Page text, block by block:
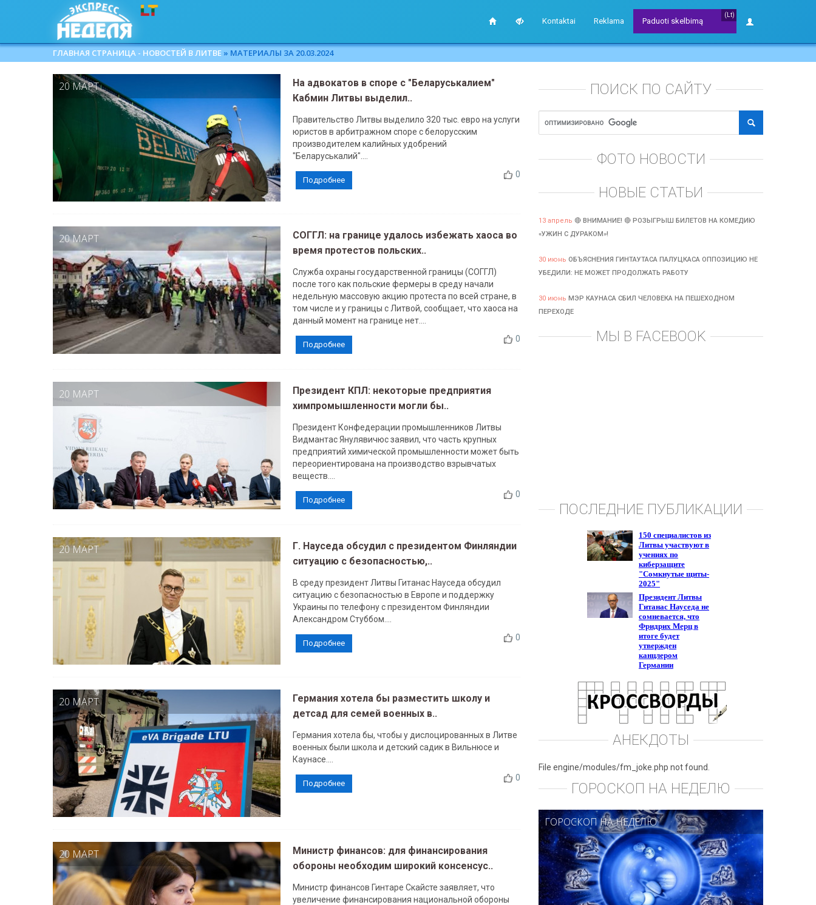
Kontaktai Reklama
(Lt)
Paduoti skelbimą
ГЛАВНАЯ СТРАНИЦА - НОВОСТЕЙ В ЛИТВЕ » МАТЕРИАЛЫ ЗА 20.03.2024
20 МАРТ
На адвокатов в споре с "Беларуськалием"
Кабмин Литвы выделил..
Правительство Литвы выделило 320 тыс. евро на услуги
юристов в арбитражном споре с белорусским
производителем калийных удобрений
"Беларуськалий"....
0
Подробнее
20 МАРТ
СОГГЛ: на границе удалось избежать хаоса во
время протестов польских..
Служба охраны государственной границы (СОГГЛ)
после того как польские фермеры в среду начали
недельную массовую акцию протеста по всей стране, в
том числе и у границы с Литвой, сообщает, что хаоса на
данный момент на границе нет....
0
Подробнее
20 МАРТ
Президент КПЛ: некоторые предприятия
химпромышленности могли бы..
Президент Конфедерации промышленников Литвы
Видмантас Янулявичюс заявил, что часть крупных
предприятий химической промышленности может быть
переориентирована на производство взрывчатых
веществ....
0
Подробнее
20 МАРТ
Г. Науседа обсудил с президентом Финляндии
ситуацию с безопасностью,..
В среду президент Литвы Гитанас Науседа обсудил
ситуацию с безопасностью в Европе и поддержку
Украины по телефону с президентом Финляндии
Александром Стуббом....
0
Подробнее
20 МАРТ
Германия хотела бы разместить школу и
детсад для семей военных в..
Германия хотела бы, чтобы у дислоцированных в Литве
военных были школа и детский садик в Вильнюсе и
Каунасе....
0
Подробнее
20 МАРТ
Министр финансов: для финансирования
обороны необходим широкий консенсус..
Министр финансов Гинтаре Скайсте заявляет, что
увеличение финансирования национальной обороны
ПОИСК ПО САЙТУ
ФОТО НОВОСТИ
НОВЫЕ СТАТЬИ
13 апрель 🔴 ВНИМАНИЕ! 🔴 РОЗЫГРЫШ БИЛЕТОВ НА КОМЕДИЮ
«УЖИН С ДУРАКОМ»!
30 июнь ОБЪЯСНЕНИЯ ГИНТАУТАСА ПАЛУЦКАСА ОППОЗИЦИЮ НЕ
УБЕДИЛИ: НЕ МОЖЕТ ПРОДОЛЖАТЬ РАБОТУ
30 июнь МЭР КАУНАСА СБИЛ ЧЕЛОВЕКА НА ПЕШЕХОДНОМ
ПЕРЕХОДЕ
МЫ В FACEBOOK
ПОСЛЕДНИЕ ПУБЛИКАЦИИ
АНЕКДОТЫ
File engine/modules/fm_joke.php not found.
ГОРОСКОП НА НЕДЕЛЮ
ГОРОСКОП НА НЕДЕЛЮ